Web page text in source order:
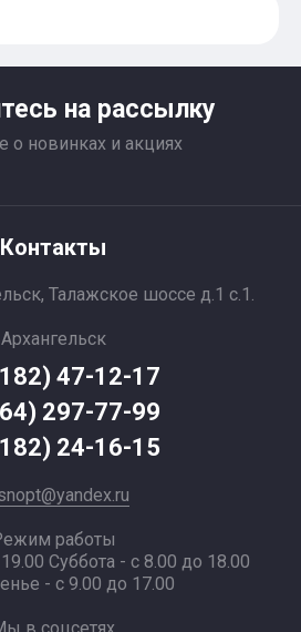
на рассылку
о новинках и акциях
Контакты
Талажское шоссе д.1 с.1.
Архангельск
47-12-17
297-77-99
24-16-15
работы
Суббота - с 8.00 до 18.00
- с 9.00 до 17.00